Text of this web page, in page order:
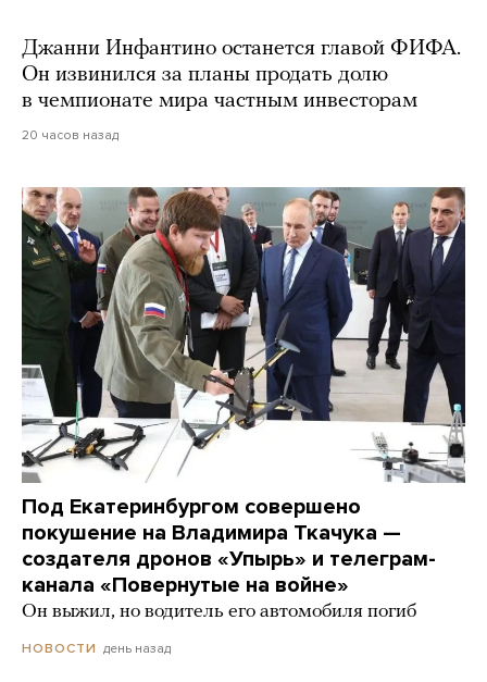
Джанни Инфантино останется главой ФИФА.
Он извинился за планы продать долю
в чемпионате мира частным инвесторам
20 часов назад
Под Екатеринбургом совершено
покушение на Владимира Ткачука —
создателя дронов «Упырь» и телеграм-
канала «Повернутые на войне»
Он выжил, но водитель его автомобиля погиб
НОВОСТИ день назад